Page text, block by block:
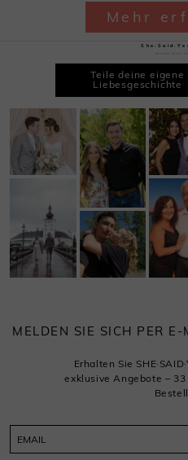
Mehr
Teile deine eigene
Liebesgeschichte
MELDEN SIE SICH PER
Erhalten Sie
exklusive Angebote –